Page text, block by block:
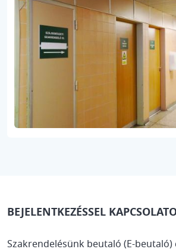
BEJELENTKEZÉSSEL
Szakrendelésünk beutaló (E-